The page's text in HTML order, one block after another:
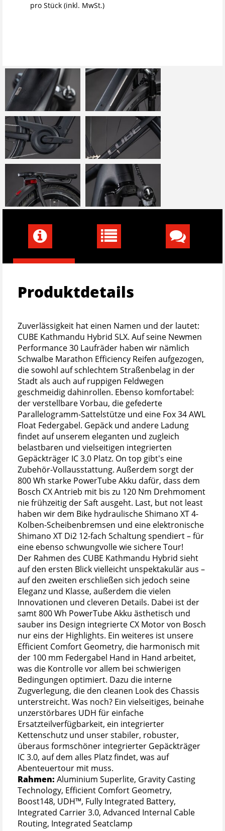
pro Stück (inkl. MwSt.)
Produktdetails
Zuverlässigkeit hat einen Namen und der lautet:
CUBE Kathmandu Hybrid SLX. Auf seine Newmen
Performance 30 Laufräder haben wir nämlich
Schwalbe Marathon Efficiency Reifen aufgezogen,
die sowohl auf schlechtem Straßenbelag in der
Stadt als auch auf ruppigen Feldwegen
geschmeidig dahinrollen. Ebenso komfortabel:
der verstellbare Vorbau, die gefederte
Parallelogramm-Sattelstütze und eine Fox 34 AWL
Float Federgabel. Gepäck und andere Ladung
findet auf unserem eleganten und zugleich
belastbaren und vielseitigen integrierten
Gepäckträger IC 3.0 Platz. On top gibt's eine
Zubehör-Vollausstattung. Außerdem sorgt der
800 Wh starke PowerTube Akku dafür, dass dem
Bosch CX Antrieb mit bis zu 120 Nm Drehmoment
nie frühzeitig der Saft ausgeht. Last, but not least
haben wir dem Bike hydraulische Shimano XT 4-
Kolben-Scheibenbremsen und eine elektronische
Shimano XT Di2 12-fach Schaltung spendiert – für
eine ebenso schwungvolle wie sichere Tour!
Der Rahmen des CUBE Kathmandu Hybrid sieht
auf den ersten Blick vielleicht unspektakulär aus –
auf den zweiten erschließen sich jedoch seine
Eleganz und Klasse, außerdem die vielen
Innovationen und cleveren Details. Dabei ist der
samt 800 Wh PowerTube Akku ästhetisch und
sauber ins Design integrierte CX Motor von Bosch
nur eins der Highlights. Ein weiteres ist unsere
Efficient Comfort Geometry, die harmonisch mit
der 100 mm Federgabel Hand in Hand arbeitet,
was die Kontrolle vor allem bei schwierigen
Bedingungen optimiert. Dazu die interne
Zugverlegung, die den cleanen Look des Chassis
unterstreicht. Was noch? Ein vielseitiges, beinahe
unzerstörbares UDH für einfache
Ersatzteilverfügbarkeit, ein integrierter
Kettenschutz und unser stabiler, robuster,
überaus formschöner integrierter Gepäckträger
IC 3.0, auf dem alles Platz findet, was auf
Abenteuertour mit muss.
Rahmen: Aluminium Superlite, Gravity Casting
Technology, Efficient Comfort Geometry,
Boost148, UDH™, Fully Integrated Battery,
Integrated Carrier 3.0, Advanced Internal Cable
Routing, Integrated Seatclamp